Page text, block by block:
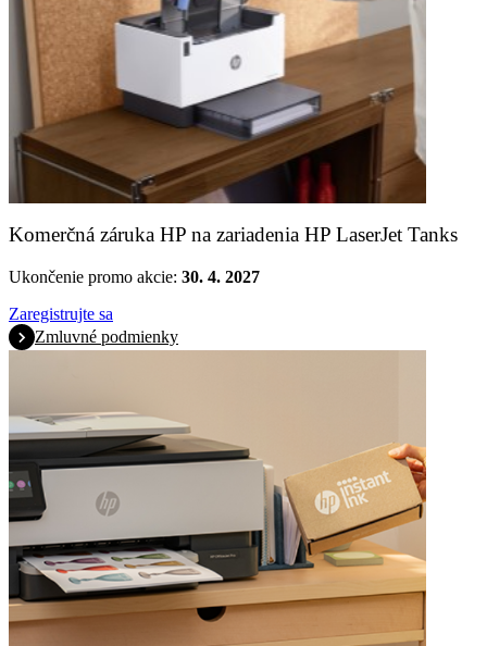
Komerčná záruka HP na zariadenia HP LaserJet Tanks
Ukončenie promo akcie: 30. 4. 2027
Zaregistrujte sa
Zmluvné podmienky